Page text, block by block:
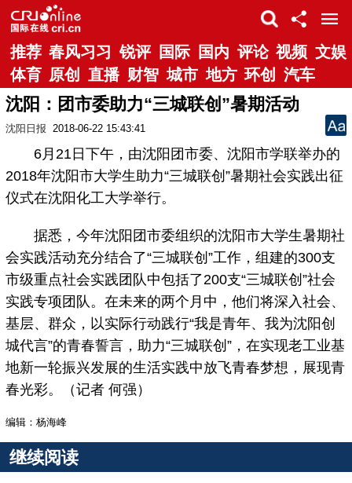
推荐 春风习习 锐评 国际 国内 评论 视频 文娱
体育 原创 直播 财智 城市 地方 环创 汽车
沈阳：团市委助力“三城联创”暑期活动
沈阳日报 2018-06-22 15:43:41
6月21日下午，由沈阳团市委、沈阳市学联举办的
2018年沈阳市大学生助力“三城联创”暑期社会实践出征
仪式在沈阳化工大学举行。
据悉，今年沈阳团市委组织的沈阳市大学生暑期社
会实践活动充分结合了“三城联创”工作，组建的300支
市级重点社会实践团队中包括了200支“三城联创”社会
实践专项团队。在未来的两个月中，他们将深入社会、
基层、群众，以实际行动践行“我是青年、我为沈阳创
城代言”的青春誓言，助力“三城联创”，在实现老工业基
地新一轮振兴发展的生活实践中放飞青春梦想，展现青
春光彩。（记者 何强）
编辑：杨海峰
继续阅读